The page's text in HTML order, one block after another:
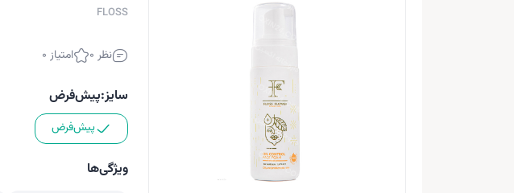
FLOSS
نظر 0 امتیاز 0
سایز:پیش‌فرض
پیش‌فرض
ویژگی‌ها